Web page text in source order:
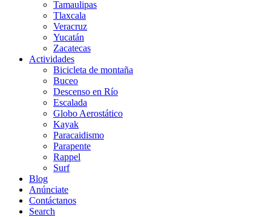
Tamaulipas
Tlaxcala
Veracruz
Yucatán
Zacatecas
Actividades
Bicicleta de montaña
Buceo
Descenso en Río
Escalada
Globo Aerostático
Kayak
Paracaidismo
Parapente
Rappel
Surf
Blog
Anúnciate
Contáctanos
Search